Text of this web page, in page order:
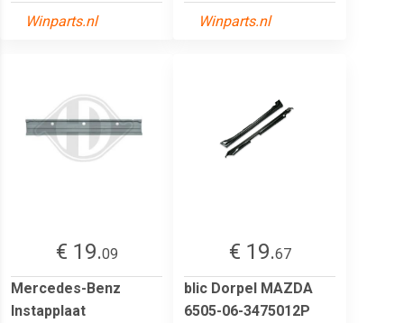
Winparts.nl
Winparts.nl
€ 19.09
Mercedes-Benz
Instapplaat
€ 19.67
blic Dorpel MAZDA
6505-06-3475012P